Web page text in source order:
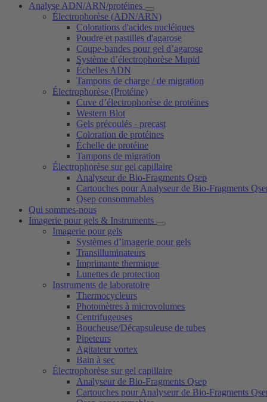
Analyse ADN/ARN/protéines
Électrophorèse (ADN/ARN)
Colorations d'acides nucléiques
Poudre et pastilles d'agarose
Coupe-bandes pour gel d’agarose
Système d’électrophorèse Mupid
Échelles ADN
Tampons de charge / de migration
Électrophorèse (Protéine)
Cuve d’électrophorèse de protéines
Western Blot
Gels précoulés - precast
Coloration de protéines
Échelle de protéine
Tampons de migration
Électrophorèse sur gel capillaire
Analyseur de Bio-Fragments Qsep
Cartouches pour Analyseur de Bio-Fragments
Qsep consommables
Qui sommes-nous
Imagerie pour gels & Instruments
Imagerie pour gels
Systèmes d’imagerie pour gels
Transilluminateurs
Imprimante thermique
Lunettes de protection
Instruments de laboratoire
Thermocycleurs
Photomètres à microvolumes
Centrifugeuses
Boucheuse/Décapsuleuse de tubes
Pipeteurs
Agitateur vortex
Bain à sec
Électrophorèse sur gel capillaire
Analyseur de Bio-Fragments Qsep
Cartouches pour Analyseur de Bio-Fragments